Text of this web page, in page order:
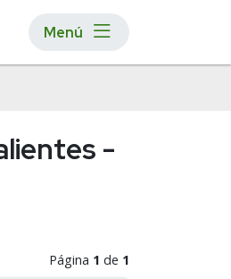
Menú
-
Página 1 de 1